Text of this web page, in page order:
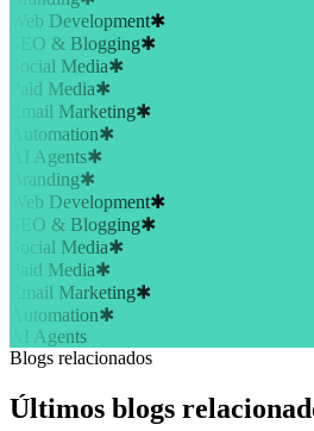
Web Development✱
SEO & Blogging✱
Social Media✱
Paid Media✱
Email Marketing✱
Automation✱
AI Agents✱
Branding✱
Web Development✱
SEO & Blogging✱
Social Media✱
Paid Media✱
Email Marketing✱
Automation✱
AI Agents
Blogs relacionados
Últimos blogs